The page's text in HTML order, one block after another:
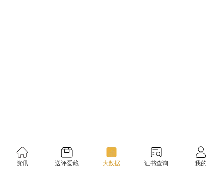
资讯 送评爱藏 大数据 证书查询 我的